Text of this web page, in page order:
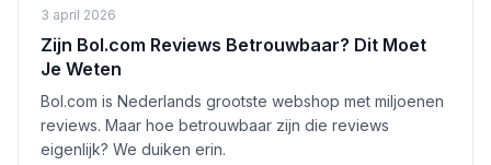
3 april 2026
Zijn Bol.com Reviews Betrouwbaar? Dit Moet
Je Weten
Bol.com is Nederlands grootste webshop met miljoenen
reviews. Maar hoe betrouwbaar zijn die reviews
eigenlijk? We duiken erin.